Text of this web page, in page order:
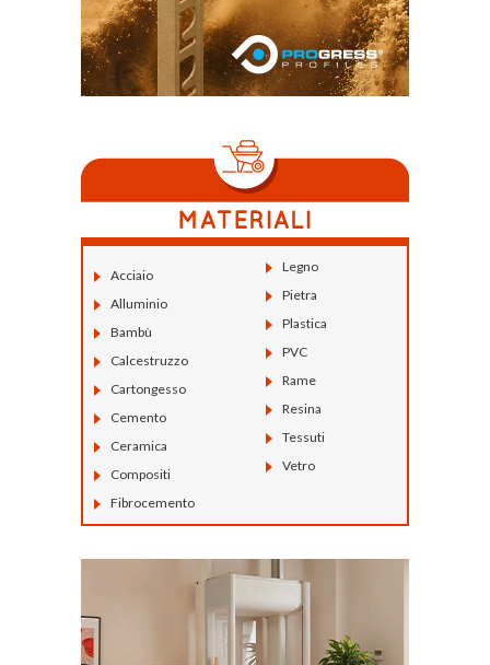
Acciaio
Alluminio
Bambù
Calcestruzzo
Cartongesso
Cemento
Ceramica
Compositi
Fibrocemento
Legno
Pietra
Plastica
PVC
Rame
Resina
Tessuti
Vetro